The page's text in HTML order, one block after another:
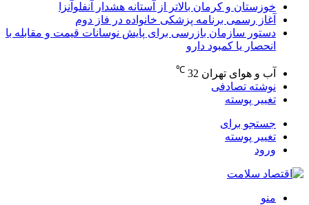
خوزستان و کرمان بالاتر از آستانه هشدار آنفلوآنزا
آغاز رسمی برنامه پزشکی خانواده در فاز دوم
دستور سازمان بازرسی برای پایش نوسانات قیمت و مقابله با
انحصار یا کمبود دارو
آب و هوای تهران 32
℃
نوشته تصادفی
تغییر پوسته
جستجو برای
تغییر پوسته
ورود
منو